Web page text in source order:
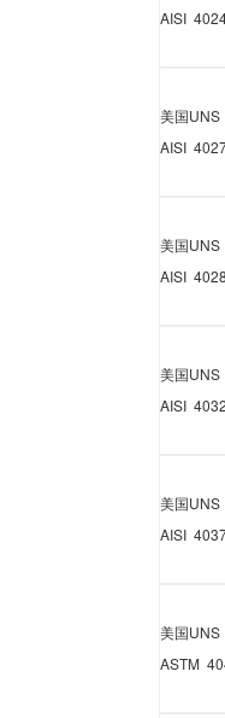
AISI
美国
AISI
美国
AISI 4028
美国
AISI 4032
美国
AISI
美国
ASTM